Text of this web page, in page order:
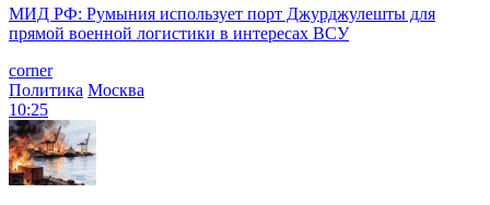
МИД РФ: Румыния использует порт Джурджулешты для
прямой военной логистики в интересах ВСУ
corner
Политика Москва
10:25